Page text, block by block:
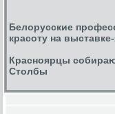
Белорусские
красоту на
Красноярцы
Столбы